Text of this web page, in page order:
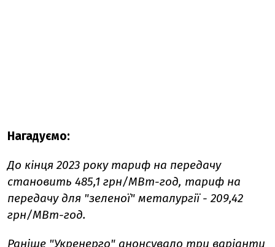
Нагадуємо:
До кінця 2023 року тариф на передачу
становить 485,1 грн/МВт-год, тариф на
передачу для "зеленої" металургії - 209,42
грн/МВт-год.
Раніше "Укренерго" анонсувало три варіанти